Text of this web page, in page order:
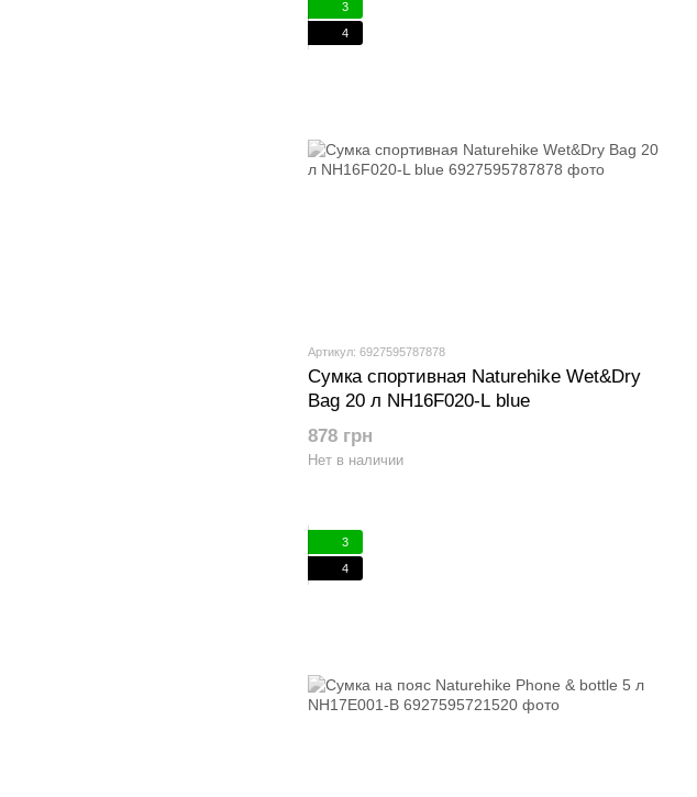
3
4
Артикул: 6927595787878
Сумка спортивная Naturehike Wet&Dry
Bag 20 л NH16F020-L blue
878 грн
Нет в наличии
3
4